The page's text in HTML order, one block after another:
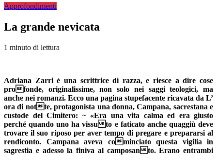
Approfondimenti
La grande nevicata
1 minuto di lettura
Adriana Zarri è una scrittrice di razza, e riesce a dire cose
profonde, originalissime, non solo nei saggi teologici, ma
anche nei romanzi. Ecco una pagina stupefacente ricavata da L’
ora di notte, protagonista una donna, Campana, sacrestana e
custode del Cimitero: ~ «Era una vita calma ed era giusto
perché quando uno ha vissuto e faticato anche quaggiù deve
trovare il suo riposo per aver tempo di pregare e prepararsi al
rendiconto. Campana aveva cominciato questa vigilia in
sagrestia e adesso la finiva al camposanto. Erano entrambi